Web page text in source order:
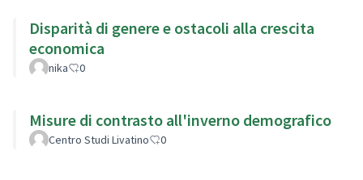
Disparità di genere e ostacoli alla crescita
economica
nika 0
Misure di contrasto all'inverno demografico
Centro Studi Livatino 0